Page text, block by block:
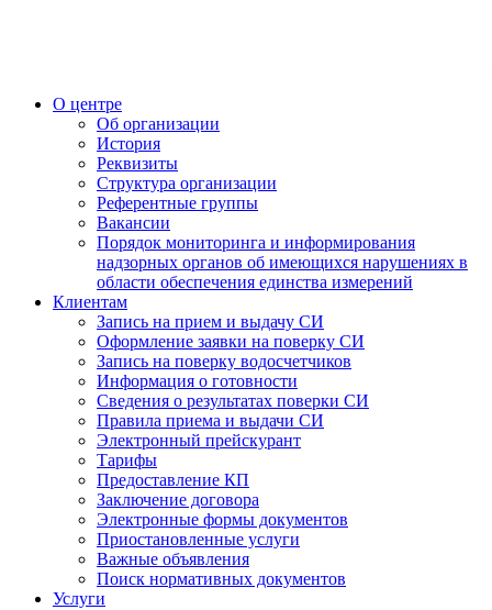
О центре
Об организации
История
Реквизиты
Структура организации
Референтные группы
Вакансии
Порядок мониторинга и информирования
надзорных органов об имеющихся нарушениях в
области обеспечения единства измерений
Клиентам
Запись на прием и выдачу СИ
Оформление заявки на поверку СИ
Запись на поверку водосчетчиков
Информация о готовности
Сведения о результатах поверки СИ
Правила приема и выдачи СИ
Электронный прейскурант
Тарифы
Предоставление КП
Заключение договора
Электронные формы документов
Приостановленные услуги
Важные объявления
Поиск нормативных документов
Услуги